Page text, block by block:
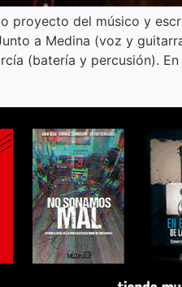
proyecto del músico y
a Medina (voz y
(batería y percusión).